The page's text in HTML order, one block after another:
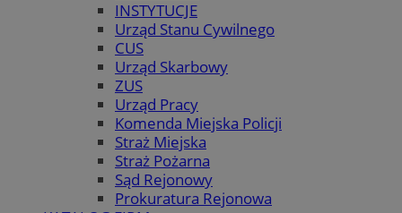
INSTYTUCJE
Urząd Stanu Cywilnego
CUS
Urząd Skarbowy
ZUS
Urząd Pracy
Komenda Miejska Policji
Straż Miejska
Straż Pożarna
Sąd Rejonowy
Prokuratura Rejonowa